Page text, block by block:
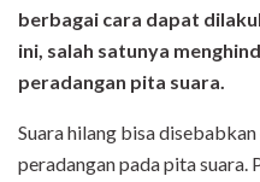
berbagai cara dapat
ini, salah satunya
peradangan pita suara.
Suara hilang bisa
peradangan pada pita suara.